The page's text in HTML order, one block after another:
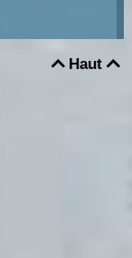
Haut